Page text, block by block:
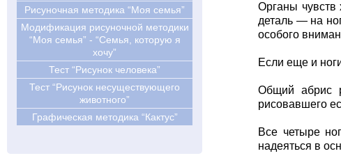
Органы чувств
деталь — на
особого
Если еще и
Общий абрис
рисовавшего
Все четыре
надеяться в
Рисуночная методика “Моя семья”
Модификация рисуночной методики
“Моя семья” - “Семья, которую я
хочу”
Тест “Рисунок человека”
Тест “Рисунок несуществующего
животного”
Графическая методика “Кактус”